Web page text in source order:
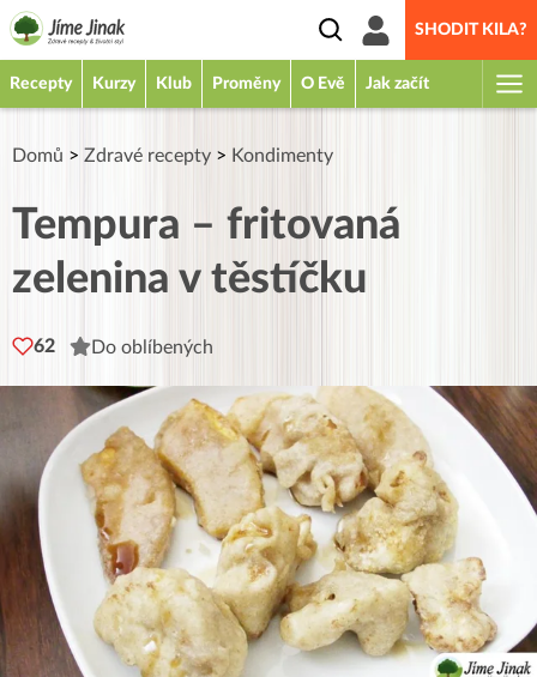
SHODIT KILA?
Recepty Kurzy Klub Proměny O Evě Jak začít
Domů > Zdravé recepty > Kondimenty
Tempura – fritovaná
zelenina v těstíčku
62 Do oblíbených